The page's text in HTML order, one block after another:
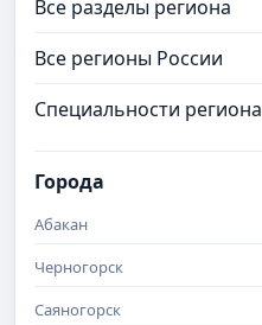
Все разделы региона
Все регионы России
Специальности региона
Города
Абакан
Черногорск
Саяногорск